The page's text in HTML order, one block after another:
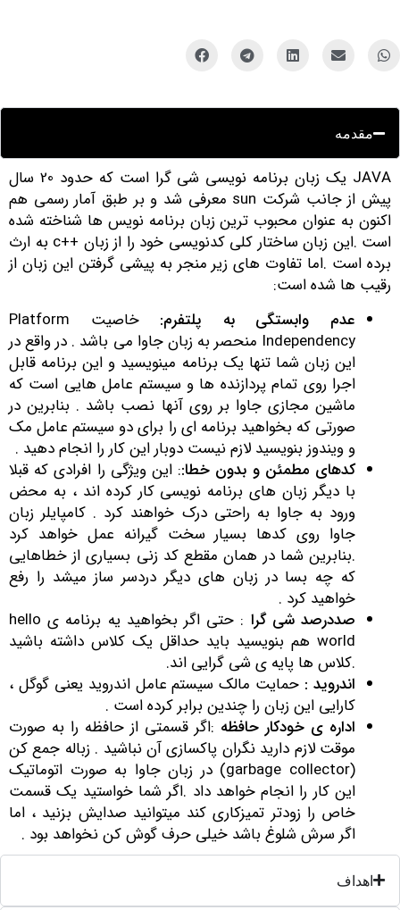
مقدمه
JAVA یک زبان برنامه نویسی شی گرا است که حدود 20 سال
پیش از جانب شرکت sun معرفی شد و بر طبق آمار رسمی هم
به عنوان محبوب ترین زبان برنامه نویس ها شناخته شده
است .این زبان ساختار کلی کدنویسی خود را از زبان ++c به ارث
است .اما تفاوت های زیر منجر به پیشی گرفتن این زبان از
ها شده است:
عدم وابستگی به پلتفرم:
خاصیت Platform
Independency منحصر به زبان جاوا می باشد . در واقع در
این زبان شما تنها یک برنامه مینویسید و این برنامه قابل
اجرا روی تمام پردازنده ها و سیستم عامل هایی است که
ماشین مجازی جاوا بر روی آنها نصب باشد . بنابرین در
صورتی که بخواهید برنامه ای را برای دو سیستم عامل مک
و ویندوز بنویسید لازم نیست دوبار این کار را انجام دهید .
کدهای مطمئن و بدون خطا:: این ویژگی را افرادی که قبلا
با دیگر زبان های برنامه نویسی کار کرده اند ، به محض
ورود به جاوا به راحتی درک خواهند کرد . کامپایلر زبان
جاوا روی کدها بسیار سخت گیرانه عمل خواهد کرد
.بنابرین شما در همان مقطع کد زنی بسیاری از خطاهایی
که چه بسا در زبان های دیگر دردسر ساز میشد را رفع
خواهید کرد .
صددرصد شی گرا
: حتی اگر بخواهید یه برنامه ی hello
world هم بنویسید باید حداقل یک کلاس داشته باشید
.کلاس ها پایه ی شی گرایی اند.
اندروید:حمایت مالک سیستم عامل اندروید یعنی گوگل ،
کارایی این زبان را چندین برابر کرده است .
اداره ی خودکار حافظه:اگر قسمتی از حافظه را به صورت
موقت لازم دارید نگران پاکسازی آن نباشید . زباله جمع کن
(garbage collector) در زبان جاوا به صورت اتوماتیک
این کار را انجام خواهد داد .اگر شما خواستید یک قسمت
خاص را زودتر تمیزکاری کند میتوانید صدایش بزنید ، اما
اگر سرش شلوغ باشد خیلی حرف گوش کن نخواهد بود .
اهداف